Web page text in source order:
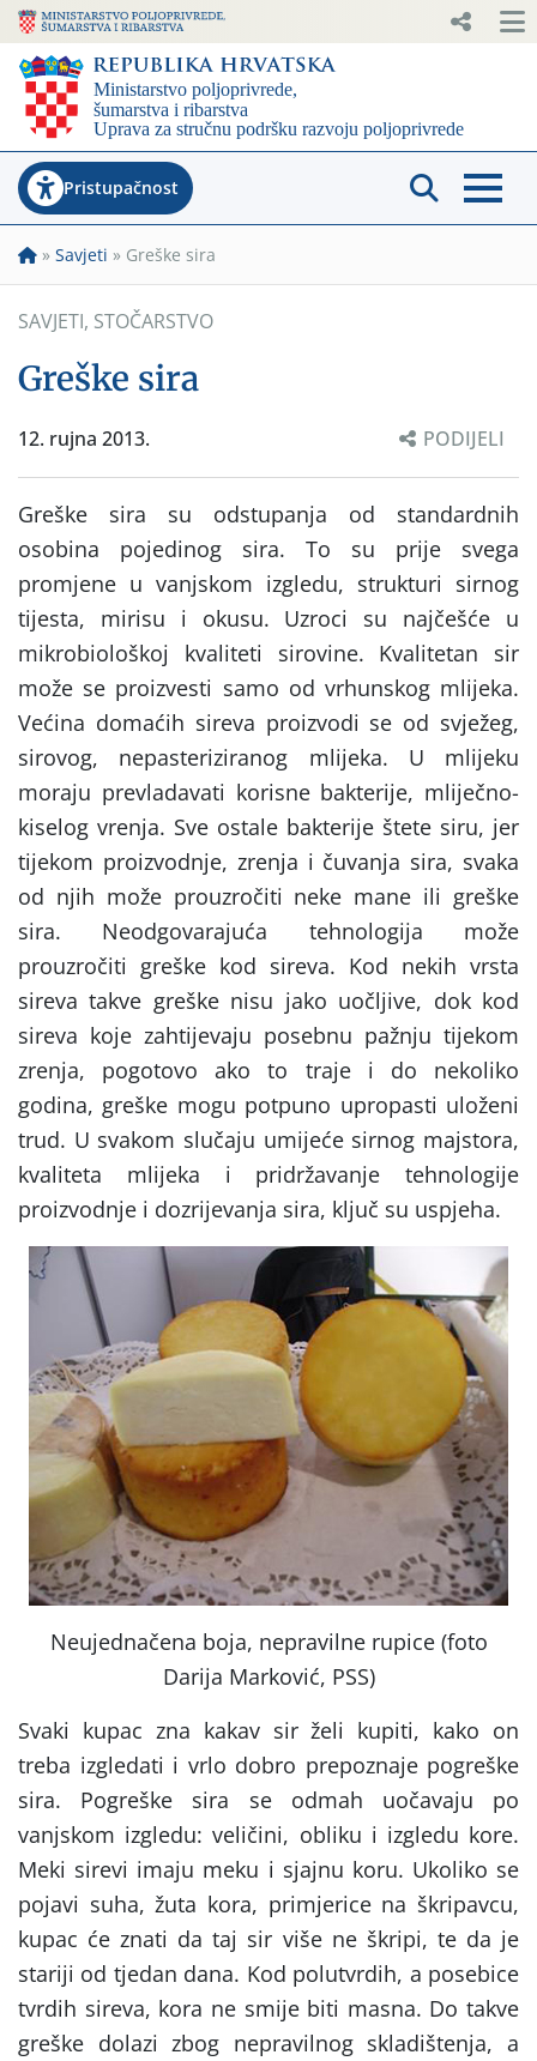
Pristupačnost
» Savjeti » Greške sira
SAVJETI, STOČARSTVO
Greške sira
12. rujna 2013. PODIJELI
Greške sira su odstupanja od standardnih
osobina pojedinog sira. To su prije svega
promjene u vanjskom izgledu, strukturi sirnog
tijesta, mirisu i okusu. Uzroci su najčešće u
mikrobiološkoj kvaliteti sirovine. Kvalitetan sir
može se proizvesti samo od vrhunskog mlijeka.
Većina domaćih sireva proizvodi se od svježeg,
sirovog, nepasteriziranog mlijeka. U mlijeku
moraju prevladavati korisne bakterije, mliječno-
kiselog vrenja. Sve ostale bakterije štete siru, jer
tijekom proizvodnje, zrenja i čuvanja sira, svaka
od njih može prouzročiti neke mane ili greške
sira. Neodgovarajuća tehnologija može
prouzročiti greške kod sireva. Kod nekih vrsta
sireva takve greške nisu jako uočljive, dok kod
sireva koje zahtijevaju posebnu pažnju tijekom
zrenja, pogotovo ako to traje i do nekoliko
godina, greške mogu potpuno upropasti uloženi
trud. U svakom slučaju umijeće sirnog majstora,
kvaliteta mlijeka i pridržavanje tehnologije
proizvodnje i dozrijevanja sira, ključ su uspjeha.
Neujednačena boja, nepravilne rupice (foto
Darija Marković, PSS)
Svaki kupac zna kakav sir želi kupiti, kako on
treba izgledati i vrlo dobro prepoznaje pogreške
sira. Pogreške sira se odmah uočavaju po
vanjskom izgledu: veličini, obliku i izgledu kore.
Meki sirevi imaju meku i sjajnu koru. Ukoliko se
pojavi suha, žuta kora, primjerice na škripavcu,
kupac će znati da taj sir više ne škripi, te da je
stariji od tjedan dana. Kod polutvrdih, a posebice
tvrdih sireva, kora ne smije biti masna. Do takve
greške dolazi zbog nepravilnog skladištenja, a